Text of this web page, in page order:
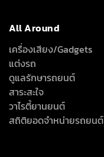
All Around
เครื่องเสียง/Gadgets
แต่งรถ
ดูแลรักษารถยนต์
สาระสะใจ
วาไรตี้ยานยนต์
สถิติยอดจำหน่ายรถยนต์